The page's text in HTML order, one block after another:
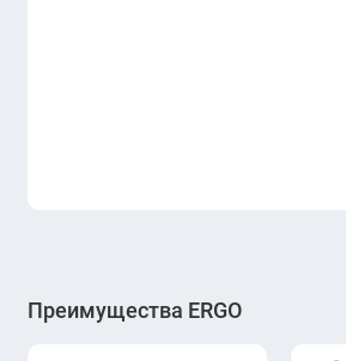
Преимущества ERGO